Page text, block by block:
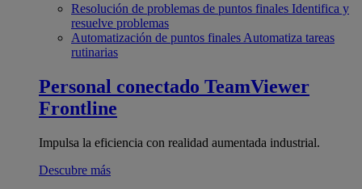
Resolución de problemas de puntos finales Identifica y
resuelve problemas
Automatización de puntos finales Automatiza tareas
rutinarias
Personal conectado TeamViewer
Frontline
Impulsa la eficiencia con realidad aumentada industrial.
Descubre más